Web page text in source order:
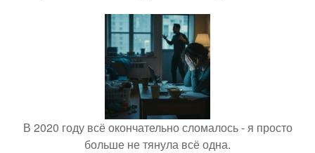
В 2020 году всё окончательно сломалось - я просто
больше не тянула всё одна.